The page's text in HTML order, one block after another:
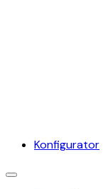
Konfigurator